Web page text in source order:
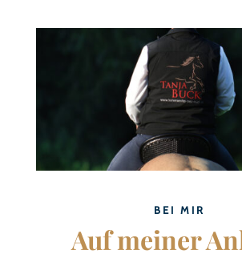
BEI MIR
Auf meiner